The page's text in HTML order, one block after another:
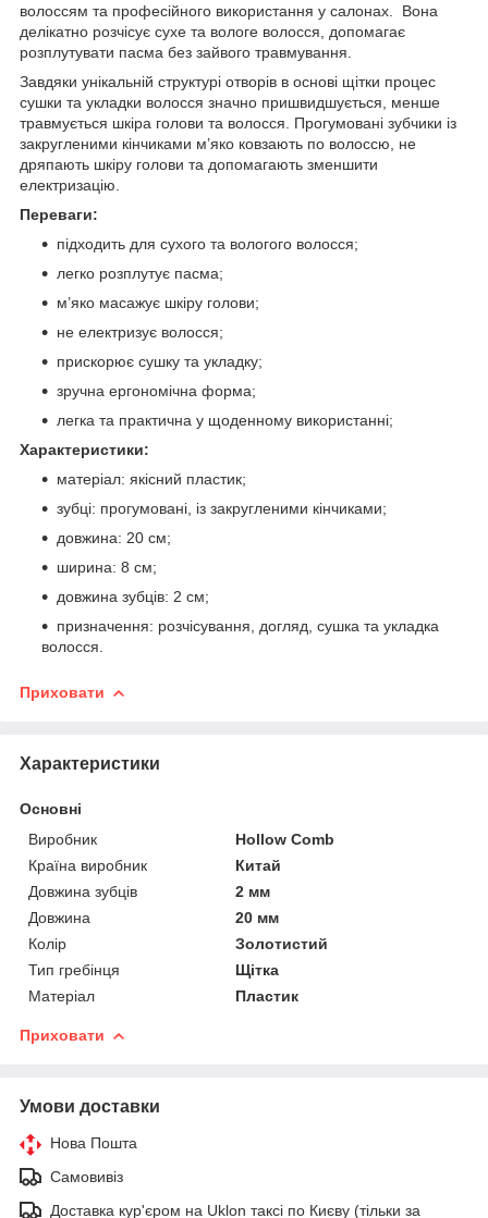
волоссям та професійного використання у салонах. Вона
делікатно розчісує сухе та вологе волосся, допомагає
розплутувати пасма без зайвого травмування.
Завдяки унікальній структурі отворів в основі щітки процес
сушки та укладки волосся значно пришвидшується, менше
травмується шкіра голови та волосся. Прогумовані зубчики із
закругленими кінчиками м’яко ковзають по волоссю, не
дряпають шкіру голови та допомагають зменшити
електризацію.
Переваги:
підходить для сухого та вологого волосся;
легко розплутує пасма;
м’яко масажує шкіру голови;
не електризує волосся;
прискорює сушку та укладку;
зручна ергономічна форма;
легка та практична у щоденному використанні;
Характеристики:
матеріал: якісний пластик;
зубці: прогумовані, із закругленими кінчиками;
довжина: 20 см;
ширина: 8 см;
довжина зубців: 2 см;
призначення: розчісування, догляд, сушка та укладка
волосся.
Приховати
Характеристики
Основні
Виробник
Hollow Comb
Країна виробник
Китай
Довжина зубців
2 мм
Довжина
20 мм
Колір
Золотистий
Тип гребінця
Щітка
Матеріал
Пластик
Приховати
Умови доставки
Нова Пошта
Самовивіз
Доставка кур'єром на Uklon таксі по Києву (тільки за